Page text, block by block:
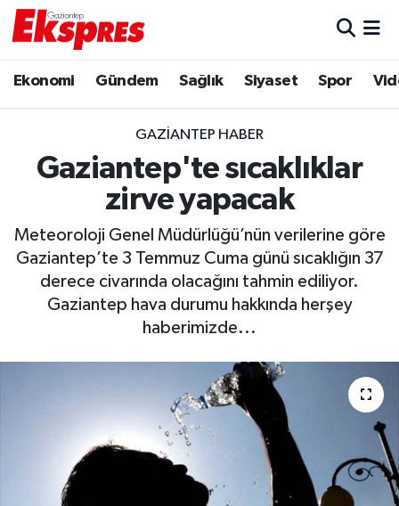
Ekonomi Gündem Sağlık Siyaset Spor
GAZIANTEP HABER
Gaziantep'te sıcaklıklar
zirve yapacak
Meteoroloji Genel Müdürlüğü’nün verilerine göre
Gaziantep’te 3 Temmuz Cuma günü sıcaklığın 37
derece civarında olacağını tahmin ediliyor.
Gaziantep hava durumu hakkında herşey
haberimizde...
Ekonomi
Gaziantep son dakika
Gündem
Haberler
Müzik
Piyasa
Trafik Durumu
Puan Durumu ve Fikstür
Tüm Manşetler
Son Dakika Haberleri
Haber Arşivi